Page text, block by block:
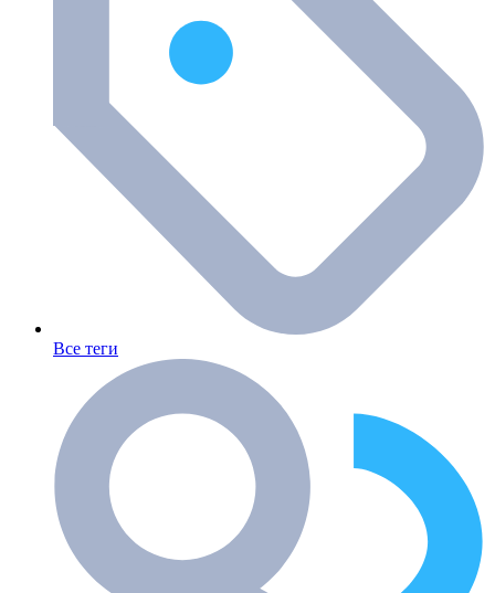
Все теги